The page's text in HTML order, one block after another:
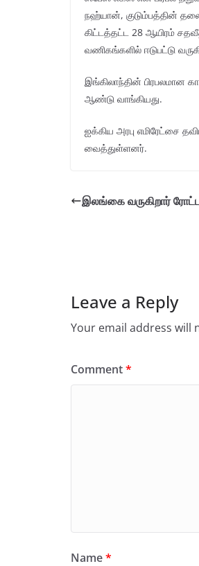
நஹ்யான், குடும்பத்தின்
கிட்டத்தட்ட 28 ஆயிரம்
வணிகங்களில் ஈடுபட்டு
இங்கிலாந்தின் பிரபலமான
ஆண்டு வாங்கியது.
ஐக்கிய அரபு எமிரேட்சை
வைத்துள்ளனர்.
இலங்கை வருகிறார்
Leave a Reply
Your email address will
Comment*
Name*